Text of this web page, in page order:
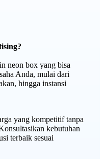
neon box yang bisa
Anda, mulai dari
hingga instansi
yang kompetitif tanpa
kebutuhan
terbaik sesuai